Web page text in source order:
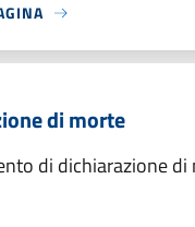
di morte
di dichiarazione di